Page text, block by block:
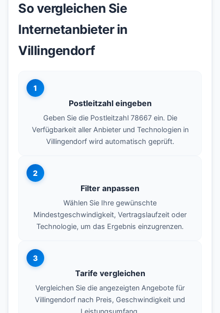
So vergleichen Sie
Internetanbieter in
Villingendorf
1
Postleitzahl eingeben
Geben Sie die Postleitzahl 78667 ein. Die
Verfügbarkeit aller Anbieter und Technologien in
Villingendorf wird automatisch geprüft.
2
Filter anpassen
Wählen Sie Ihre gewünschte
Mindestgeschwindigkeit, Vertragslaufzeit oder
Technologie, um das Ergebnis einzugrenzen.
3
Tarife vergleichen
Vergleichen Sie die angezeigten Angebote für
Villingendorf nach Preis, Geschwindigkeit und